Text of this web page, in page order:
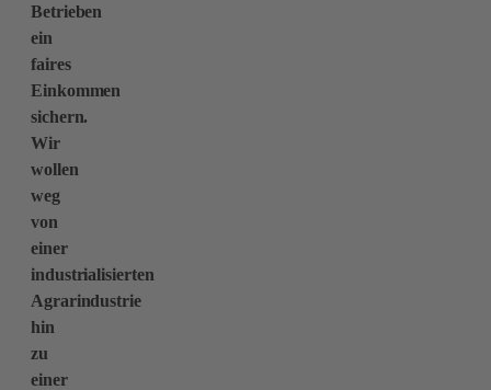
Betrieben
ein
faires
Einkommen
sichern.
Wir
wollen
weg
von
einer
industrialisierten
Agrarindustrie
hin
zu
einer